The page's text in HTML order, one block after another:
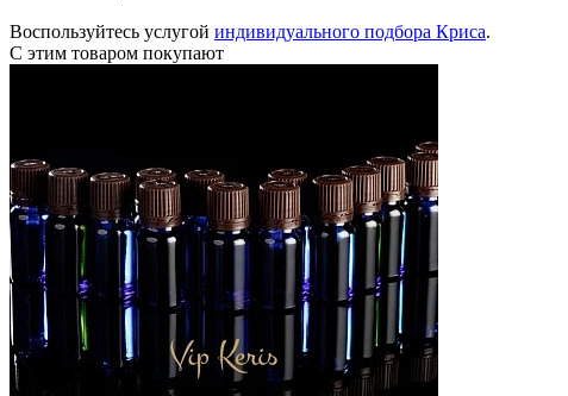
Воспользуйтесь услугой индивидуального подбора Криса.
С этим товаром покупают